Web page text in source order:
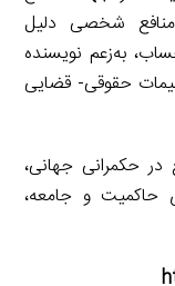
شخصی دلیل
به‌زعم نویسنده
حقوقی- قضایی
تعارض منافع در حکمرانی جهانی،
حاکمیت و جامعه،